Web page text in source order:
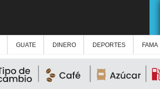
GUATE DINERO DEPORTES FAMA